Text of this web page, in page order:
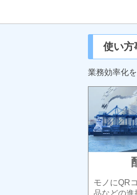
使い方
業務効率化
モノにQR
品などの進